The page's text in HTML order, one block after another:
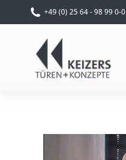
+49 (0) 25 64 - 98 99 0-0